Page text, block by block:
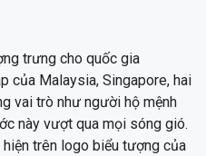
trưng cho quốc gia
của Malaysia, Singapore, hai
vai trò như người hộ mệnh
này vượt qua mọi sóng gió.
trên logo biểu tượng của